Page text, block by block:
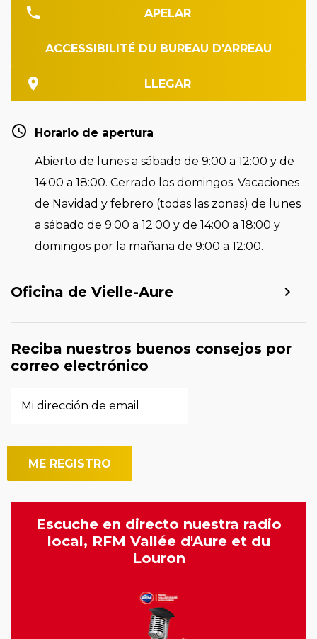
APELAR
ACCESSIBILITÉ DU BUREAU D'ARREAU
LLEGAR
Horario de apertura
Abierto de lunes a sábado de 9:00 a 12:00 y de
14:00 a 18:00. Cerrado los domingos. Vacaciones
de Navidad y febrero (todas las zonas) de lunes
a sábado de 9:00 a 12:00 y de 14:00 a 18:00 y
domingos por la mañana de 9:00 a 12:00.
Oficina de Vielle-Aure
Reciba nuestros buenos consejos por
correo electrónico
Escuche en directo nuestra radio
local, RFM Vallée d'Aure et du
Louron